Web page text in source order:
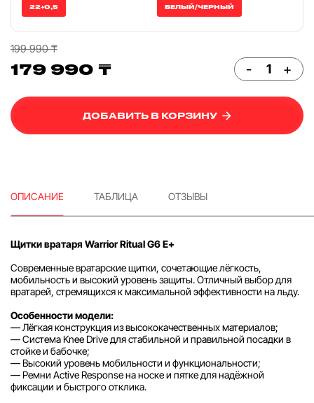
22+0,5 БЕЛЫЙ/ЧЕРНЫЙ
199 990 ₸
179 990 ₸ - +
ДОБАВИТЬ В КОРЗИНУ
ОПИСАНИЕ ТАБЛИЦА ОТЗЫВЫ
Щитки вратаря Warrior Ritual G6 E+
Современные вратарские щитки, сочетающие лёгкость,
мобильность и высокий уровень защиты. Отличный выбор для
вратарей, стремящихся к максимальной эффективности на льду.
Особенности модели:
— Лёгкая конструкция из высококачественных материалов;
— Система Knee Drive для стабильной и правильной посадки в
стойке и бабочке;
— Высокий уровень мобильности и функциональности;
— Ремни Active Response на носке и пятке для надёжной
фиксации и быстрого отклика.